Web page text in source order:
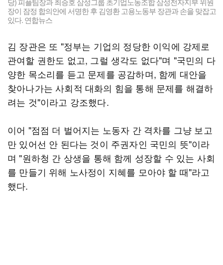
장이 잠정 합의안에 서명한 후 김영환 고용노동부 장관과 손을 맞잡고
있다. 연합뉴스
김 장관은 또 "정부는 기업의 정당한 이익에 강제로
관여할 권한도 없고, 그럴 생각도 없다"며 "국민의 다
양한 목소리를 듣고 문제를 공감하며, 함께 대안을
찾아나가는 사회적 대화의 힘을 통해 문제를 해결하
려는 것"이라고 강조했다.
이어 "점점 더 벌어지는 노동자 간 격차를 그냥 보고
만 있어선 안 된다는 것이 주권자인 국민의 뜻"이라
며 "원하청 간 상생을 통해 함께 성장할 수 있는 사회
를 만들기 위해 노사정이 지혜를 모아야 할 때"라고
했다.